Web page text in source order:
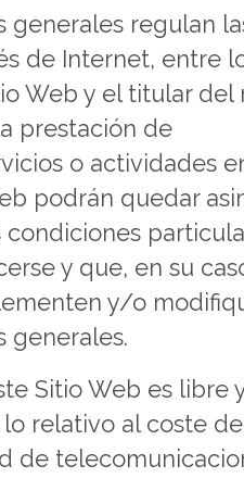
generales regulan
de Internet, entre
Web y el titular del
prestación de
o actividades
podrán quedar
condiciones
y que, en su
y/o
generales.
Sitio Web es libre
relativo al coste de
de